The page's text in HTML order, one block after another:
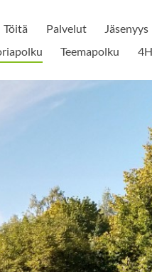
Töitä Palvelut Jäsenyys
Teemapolku